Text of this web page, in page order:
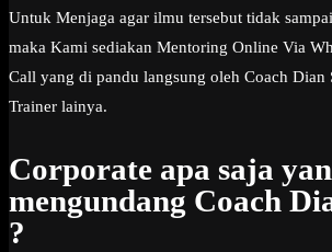
Untuk Menjaga agar ilmu tersebut tidak
maka Kami sediakan Mentoring Online Via
Call yang di pandu langsung oleh Coach Dian
Trainer lainya.
Corporate apa saja
mengundang Coach
?